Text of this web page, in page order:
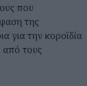
που
της
για την κοροϊδία
από τους